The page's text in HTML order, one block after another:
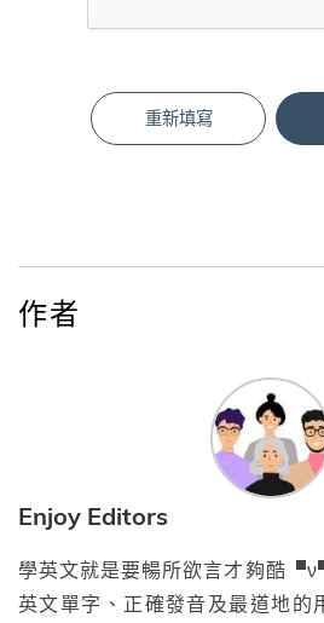
重新填寫
作者
Enjoy Editors
學英文就是要暢所欲言才夠酷
英文單字、正確發音及最道地的